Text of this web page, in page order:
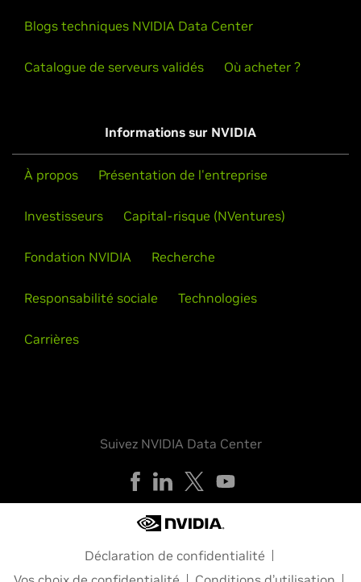
Blogs techniques NVIDIA Data Center
Catalogue de serveurs validés Où acheter ?
Informations sur NVIDIA
À propos Présentation de l'entreprise
Investisseurs Capital-risque (NVentures)
Fondation NVIDIA Recherche
Responsabilité sociale Technologies
Carrières
Suivez NVIDIA Data Center
Déclaration de confidentialité